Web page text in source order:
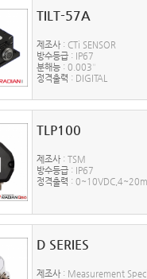
TILT-57A
제조사 : CTi SENSOR
방수등급 : IP67
분해능 : 0.003°
정격출력 : DIGITAL
TLP100
제조사 : TSM
방수등급 : IP67
정격출력 :
D SERIES
제조사 : Measurement